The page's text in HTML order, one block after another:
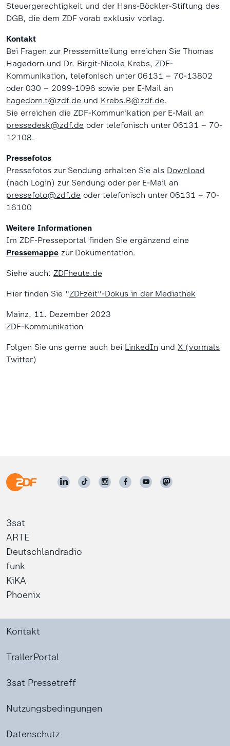
Steuergerechtigkeit und der Hans-Böckler-Stiftung des
DGB, die dem ZDF vorab exklusiv vorlag.
Kontakt
Bei Fragen zur Pressemitteilung erreichen Sie Thomas
Hagedorn und Dr. Birgit-Nicole Krebs, ZDF-
Kommunikation, telefonisch unter 06131 – 70-13802
oder 030 – 2099-1096 sowie per E-Mail an
hagedorn.t@zdf.de und Krebs.B@zdf.de.
Sie erreichen die ZDF-Kommunikation per E-Mail an
pressedesk@zdf.de oder telefonisch unter 06131 – 70-
12108.
Pressefotos
Pressefotos zur Sendung erhalten Sie als Download
(nach Login) zur Sendung oder per E-Mail an
pressefoto@zdf.de oder telefonisch unter 06131 – 70-
16100
Weitere Informationen
Im ZDF-Presseportal finden Sie ergänzend eine
Pressemappe zur Dokumentation.
Siehe auch: ZDFheute.de
Hier finden Sie "ZDFzeit"-Dokus in der Mediathek
Mainz, 11. Dezember 2023
ZDF-Kommunikation
Folgen Sie uns gerne auch bei LinkedIn und X (vormals
Twitter)
3sat
ARTE
Deutschlandradio
funk
KiKA
Phoenix
Kontakt
TrailerPortal
3sat Pressetreff
Nutzungsbedingungen
Datenschutz